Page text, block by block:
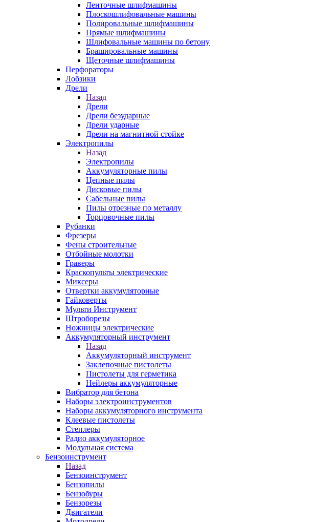
Ленточные шлифмашины
Плоскошлифовальные машины
Полировальные шлифмашины
Прямые шлифмашины
Шлифовальные машины по бетону
Брашировальные машины
Щеточные шлифмашины
Перфораторы
Лобзики
Дрели
Назад
Дрели
Дрели безударные
Дрели ударные
Дрели на магнитной стойке
Электропилы
Назад
Электропилы
Аккумуляторные пилы
Цепные пилы
Дисковые пилы
Сабельные пилы
Пилы отрезные по металлу
Торцовочные пилы
Рубанки
Фрезеры
Фены строительные
Отбойные молотки
Граверы
Краскопульты электрические
Миксеры
Отвертки аккумуляторные
Гайковерты
Мульти Инструмент
Штроборезы
Ножницы электрические
Аккумуляторный инструмент
Назад
Аккумуляторный инструмент
Заклепочные пистолеты
Пистолеты для герметика
Нейлеры аккумуляторные
Вибратор для бетона
Наборы электроинструментов
Наборы аккумуляторного инструмента
Клеевые пистолеты
Степлеры
Радио аккумуляторное
Модульная система
Бензоинструмент
Назад
Бензоинструмент
Бензопилы
Бензобуры
Бензорезы
Двигатели